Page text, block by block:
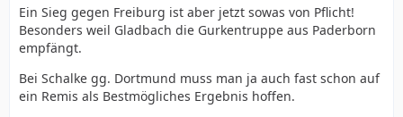
Ein Sieg gegen Freiburg ist aber jetzt sowas von Pflicht!
Besonders weil Gladbach die Gurkentruppe aus Paderborn
empfängt.
Bei Schalke gg. Dortmund muss man ja auch fast schon auf
ein Remis als Bestmögliches Ergebnis hoffen.